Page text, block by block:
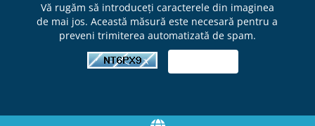
Vă rugăm să introduceți caracterele din imaginea
de mai jos. Această măsură este necesară pentru a
preveni trimiterea automatizată de spam.